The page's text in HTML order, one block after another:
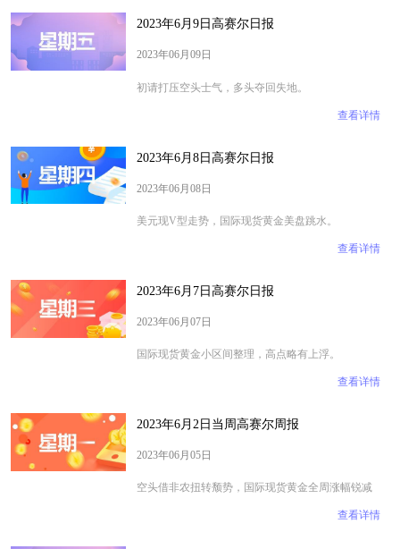
2023年6月9日高赛尔日报
2023年06月09日
初请打压空头士气，多头夺回失地。
查看详情
2023年6月8日高赛尔日报
2023年06月08日
​​​​​​​美元现V型走势，国际现货黄金美盘跳水。
查看详情
2023年6月7日高赛尔日报
2023年06月07日
国际现货黄金小区间整理，高点略有上浮。
查看详情
2023年6月2日当周高赛尔周报
2023年06月05日
​​​​​​​空头借非农扭转颓势，国际现货黄金全周涨幅锐减
查看详情